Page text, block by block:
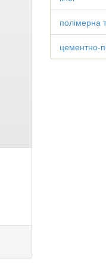
полімерна
цементно-